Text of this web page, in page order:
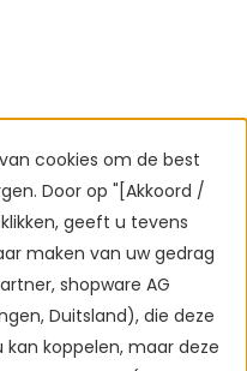
cookies om de best
Door op "[Akkoord /
geeft u tevens
maken van uw gedrag
shopware AG
Duitsland), die deze
koppelen, maar deze